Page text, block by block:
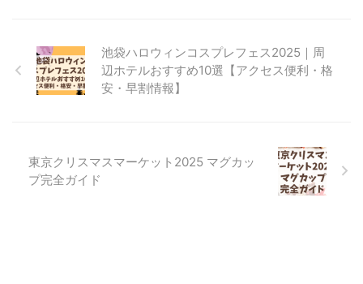
池袋ハロウィンコスプレフェス2025｜周
辺ホテルおすすめ10選【アクセス便利・格
安・早割情報】
東京クリスマスマーケット2025 マグカッ
プ完全ガイド